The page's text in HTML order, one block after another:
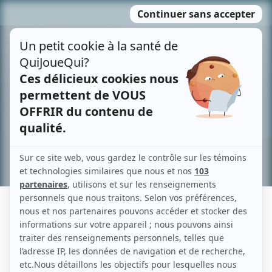
MENU
contenu
Recherche avancée »
JULIEN THIBEAULT
Liens
Fiche de Julien Thibeault sur Showbizz.net